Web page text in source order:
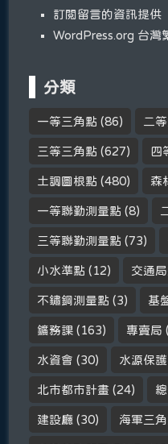
訂閱留言的資訊提供
WordPress.org 台灣
分類
一等三角點 (86) 二
三等三角點 (627) 四
土調圖根點 (480) 森
一等聯勤測量點 (8)
三等聯勤測量點 (73)
小水準點 (12) 交通
不鏽鋼測量點 (3) 基
鑛務課 (163) 專賣局
水資會 (30) 水源保
北市都市計畫 (24)
建設廳 (30) 海軍三